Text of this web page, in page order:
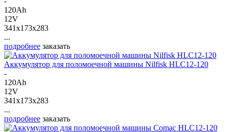
120Ah
12V
341x173x283
...
подробнее заказать
Аккумулятор для поломоечной машины Nilfisk HLC12-120
-
120Ah
12V
341x173x283
...
подробнее заказать